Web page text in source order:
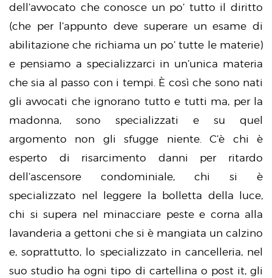
dell’avvocato che conosce un po’ tutto il diritto
(che per l’appunto deve superare un esame di
abilitazione che richiama un po’ tutte le materie)
e pensiamo a specializzarci in un’unica materia
che sia al passo con i tempi. È così che sono nati
gli avvocati che ignorano tutto e tutti ma, per la
madonna, sono specializzati e su quel
argomento non gli sfugge niente. C’è chi è
esperto di risarcimento danni per ritardo
dell’ascensore condominiale, chi si è
specializzato nel leggere la bolletta della luce,
chi si supera nel minacciare peste e corna alla
lavanderia a gettoni che si è mangiata un calzino
e, soprattutto, lo specializzato in cancelleria, nel
suo studio ha ogni tipo di cartellina o post it, gli